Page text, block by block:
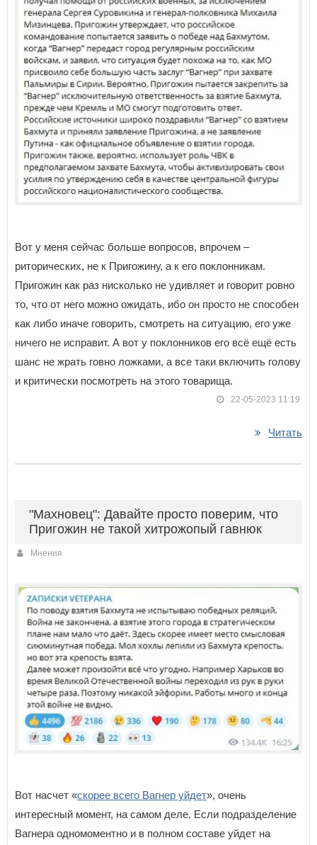
Вот у меня сейчас больше вопросов, впрочем –
риторических, не к Пригожину, а к его поклонникам.
Пригожин как раз нисколько не удивляет и говорит ровно
то, что от него можно ожидать, ибо он просто не способен
как либо иначе говорить, смотреть на ситуацию, его уже
ничего не исправит. А вот у поклонников его всё ещё есть
шанс не жрать говно ложками, а все таки включить голову
и критически посмотреть на этого товарища.
22-05-2023 11:19
Читать
"Махновец": Давайте просто поверим, что
Пригожин не такой хитрожопый гавнюк
Мнения
Вот насчет «скорее всего Вагнер уйдет», очень
интересный момент, на самом деле. Если подразделение
Вагнера одномоментно и в полном составе уйдет на